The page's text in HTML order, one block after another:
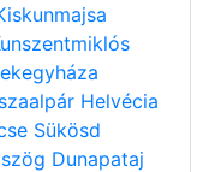
Helvécia
Sükösd
Dunapataj